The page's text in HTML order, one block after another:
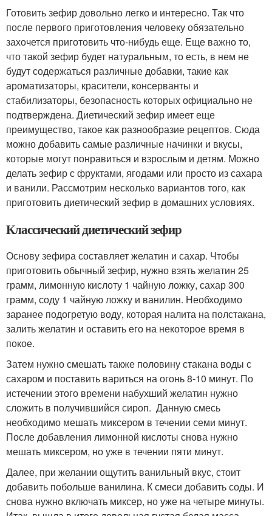
Готовить зефир довольно легко и интересно. Так что
после первого приготовления человеку обязательно
захочется приготовить что-нибудь еще. Еще важно то,
что такой зефир будет натуральным, то есть, в нем не
будут содержаться различные добавки, такие как
ароматизаторы, красители, консерванты и
стабилизаторы, безопасность которых официально не
подтверждена. Диетический зефир имеет еще
преимущество, такое как разнообразие рецептов. Сюда
можно добавить самые различные начинки и вкусы,
которые могут понравиться и взрослым и детям. Можно
делать зефир с фруктами, ягодами или просто из сахара
и ванили. Рассмотрим несколько вариантов того, как
приготовить диетический зефир в домашних условиях.
Классический диетический зефир
Основу зефира составляет желатин и сахар. Чтобы
приготовить обычный зефир, нужно взять желатин 25
грамм, лимонную кислоту 1 чайную ложку, сахар 300
грамм, соду 1 чайную ложку и ванилин. Необходимо
заранее подогретую воду, которая налита на полстакана,
залить желатин и оставить его на некоторое время в
покое.
Затем нужно смешать также половину стакана воды с
сахаром и поставить вариться на огонь 8-10 минут. По
истечении этого времени набухший желатин нужно
сложить в получившийся сироп. Данную смесь
необходимо мешать миксером в течении семи минут.
После добавления лимонной кислоты снова нужно
мешать миксером, но уже в течении пяти минут.
Далее, при желании ощутить ванильный вкус, стоит
добавить побольше ванилина. К смеси добавить соды. И
снова нужно включать миксер, но уже на четыре минуты.